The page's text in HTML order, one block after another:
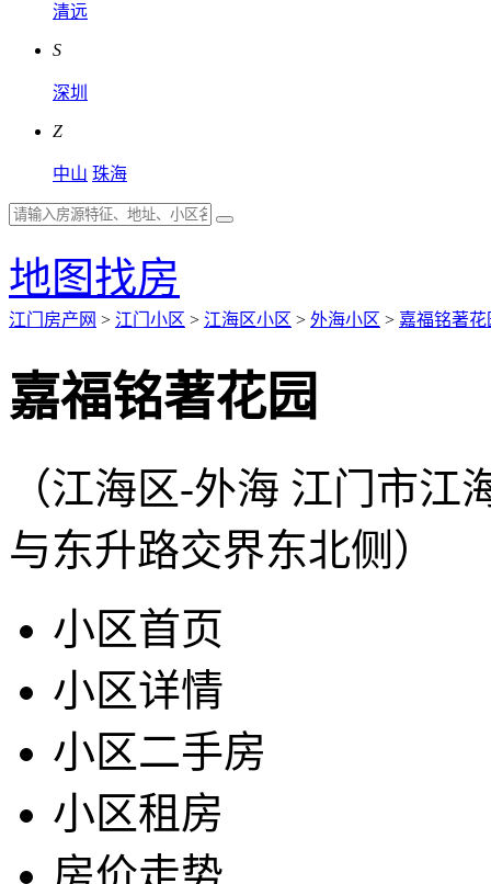
清远
S
深圳
Z
中山 珠海
地图找房
江门房产网 > 江门小区 > 江海区小区 > 外海小区 > 嘉福铭著花
嘉福铭著花园
（江海区-外海 江门市
与东升路交界东北侧）
小区首页
小区详情
小区二手房
小区租房
房价走势